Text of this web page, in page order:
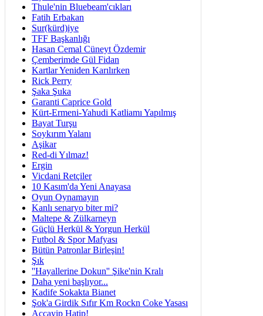
Thule'nin Bluebeam'cıkları
Fatih Erbakan
Sur(kürd)iye
TFF Başkanlığı
Hasan Cemal Cüneyt Özdemir
Çemberimde Gül Fidan
Kartlar Yeniden Karılırken
Rick Perry
Şaka Şuka
Garanti Caprice Gold
Kürt-Ermeni-Yahudi Katliamı Yapılmış
Bayat Turşu
Soykırım Yalanı
Aşikar
Red-di Yılmaz!
Ergin
Vicdani Retçiler
10 Kasım'da Yeni Anayasa
Oyun Oynamayın
Kanlı senaryo biter mi?
Maltepe & Zülkarneyn
Güçlü Herkül & Yorgun Herkül
Futbol & Spor Mafyası
Bütün Patronlar Birleşin!
Şık
''Hayallerine Dokun'' Şike'nin Kralı
Daha yeni başlıyor...
Kadife Sokakta Bianet
Şok'a Girdik Sıfır Km Rockn Coke Yasası
Accayip Hatip!